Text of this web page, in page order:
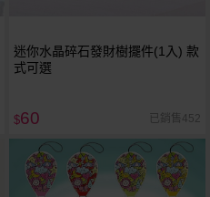
迷你水晶碎石發財樹擺件(1入) 款
式可選
$60 已銷售452